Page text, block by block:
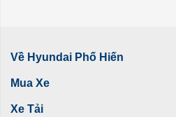
Về Hyundai Phố Hiến
Mua Xe
Xe Tải